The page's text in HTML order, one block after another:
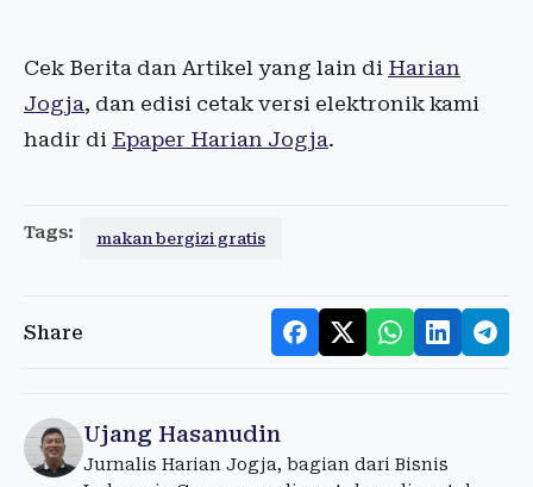
Cek Berita dan Artikel yang lain di Harian
Jogja, dan edisi cetak versi elektronik kami
hadir di Epaper Harian Jogja.
Tags: makan bergizi gratis
Share
Ujang Hasanudin
Jurnalis Harian Jogja, bagian dari Bisnis